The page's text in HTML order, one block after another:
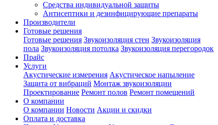
Средства индивидуальной защиты
Антисептики и дезинфицирующие препараты
Производители
Готовые решения
Готовые решения Звукоизоляция стен Звукоизоляция
пола Звукоизоляция потолка Звукоизоляция перегородок
Прайс
Услуги
Акустические измерения Акустическое напыление
Защита от вибраций Монтаж звукоизоляции
Проектирование Ремонт полов Ремонт помещений
О компании
О компании Новости Акции и скидки
Оплата и доставка